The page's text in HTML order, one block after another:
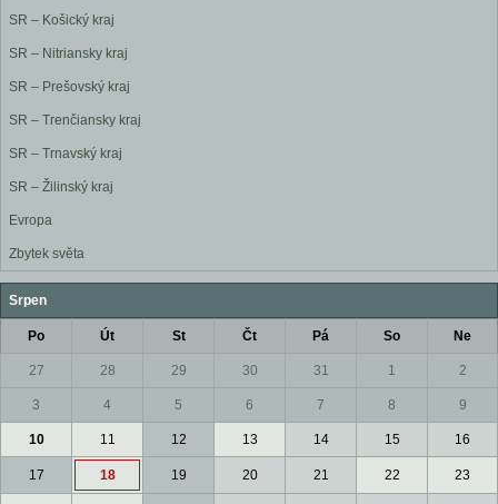
SR – Košický kraj
SR – Nitriansky kraj
SR – Prešovský kraj
SR – Trenčiansky kraj
SR – Trnavský kraj
SR – Žilinský kraj
Evropa
Zbytek světa
Srpen
Po Út St Čt Pá So Ne
27 28 29 30 31 1 2
3 4 5 6 7 8 9
10 11 12 13 14 15 16
17 18 19 20 21 22 23